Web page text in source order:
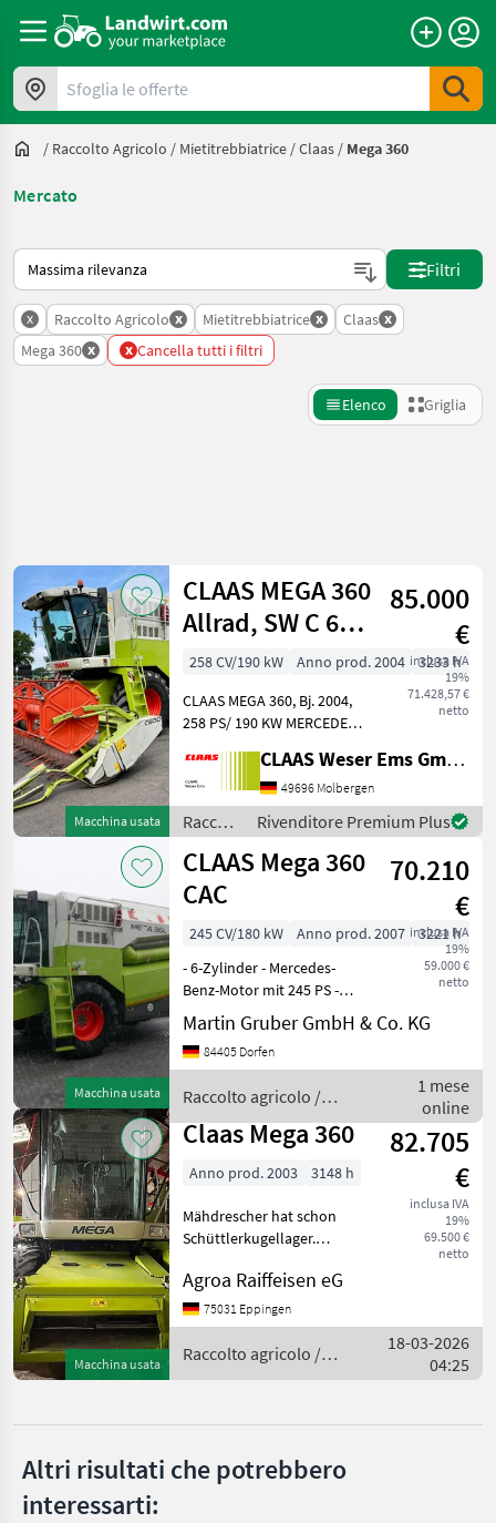
Sfoglia le offerte
/ Raccolto Agricolo / Mietitrebbiatrice /Claas / Mega 360
Mercato
Ecco come viene ordinato su Landwirt.com
Filtri
x Raccolto Agricolo x Mietitrebbiatrice x Claas x
Mega 360 x x Cancella tutti i filtri
Elenco Griglia
ricerca
Categoria 5 Paese Filtri
PERCORSO
ATTUALE
Settore
agricolo
Raccolto
Agricolo
Mietitrebbiatrice
Mega
360
SCEGLI
CATEGORIA
Claas
John Deere
New Holland
Fendt
Case IH
Massey Ferguson
Mostra
tutti
12
360
Reimposta
Mostra
3
risultati
Macchina usata
CLAAS MEGA 360
Allrad, SW C 600
AC, SW-Wagen,
85.000
€
inclusa IVA
19%
71.428,57 €
netto
258 CV/190 kW Anno prod. 2004 3233 h
CLAAS MEGA 360, Bj. 2004,
258 PS/ 190 KW MERCEDES
Schüttler, Allrad 4WD,
Korntank: 8.200 Liter,
Kabine, A/C-MATIC
Klimaautomatik, AUTO
CONTOUR Schn
CLAAS Weser Ems GmbH
49696 Molbergen
Raccolto
agricolo
/ Claas
Rivenditore Premium Plus
Macchina usata
CLAAS Mega 360
CAC
70.210
€
inclusa IVA
19%
59.000 €
netto
245 CV/180 kW Anno prod. 2007 3221 h
- 6-Zylinder - Mercedes-
Benz-Motor mit 245 PS -
4.850 Motorstunden -
hydrostatischer
Fahrantrieb (20 km/h) -
AUTO CONTOUR
Schneidwerksrege
Martin Gruber GmbH & Co. KG
84405 Dorfen
Raccolto agricolo /
Claas
1 mese
online
Macchina usata
Claas Mega 360
82.705
€
inclusa IVA
19%
69.500 €
netto
Anno prod. 2003 3148 h
Mähdrescher hat schon
Schüttlerkugellager.
aber nicht angebaut. Viele
Verschleißteile erneuert
Z.B. Vor 100 Motorstunden
neues Motorglo
Agroa Raiffeisen eG
75031 Eppingen
Raccolto agricolo /
Claas
18-03-2026
04:25
Altri risultati che potrebbero
interessarti: